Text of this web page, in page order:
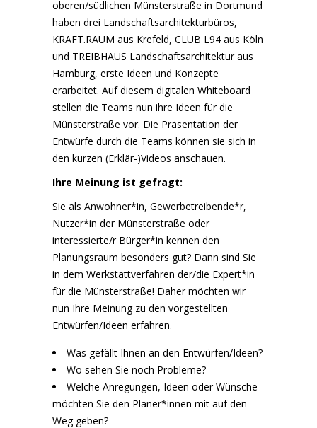
oberen/südlichen Münsterstraße in Dortmund
haben drei Landschaftsarchitekturbüros,
KRAFT.RAUM aus Krefeld, CLUB L94 aus Köln
und TREIBHAUS Landschaftsarchitektur aus
Hamburg, erste Ideen und Konzepte
erarbeitet. Auf diesem digitalen Whiteboard
stellen die Teams nun ihre Ideen für die
Münsterstraße vor. Die Präsentation der
Entwürfe durch die Teams können sie sich in
den kurzen (Erklär-)Videos anschauen.
Ihre Meinung ist gefragt:
Sie als Anwohner*in, Gewerbetreibende*r,
Nutzer*in der Münsterstraße oder
interessierte/r Bürger*in kennen den
Planungsraum besonders gut? Dann sind Sie
in dem Werkstattverfahren der/die Expert*in
für die Münsterstraße! Daher möchten wir
nun Ihre Meinung zu den vorgestellten
Entwürfen/Ideen erfahren.
Was gefällt Ihnen an den Entwürfen/Ideen?
Wo sehen Sie noch Probleme?
Welche Anregungen, Ideen oder Wünsche
möchten Sie den Planer*innen mit auf den
Weg geben?